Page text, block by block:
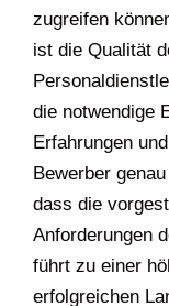
zugreifen
ist die Qualität
die notwendige
Erfahrungen
Bewerber
dass die
Anforderungen
führt zu einer
erfolgreichen